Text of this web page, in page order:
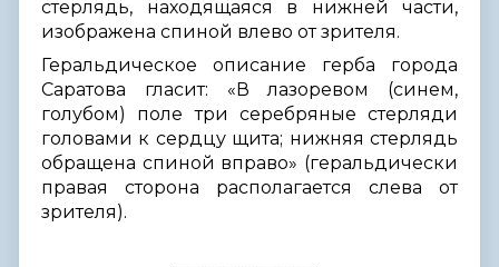
стерлядь, находящаяся в нижней части,
изображена спиной влево от зрителя.
Геральдическое описание герба города
Саратова гласит: «В лазоревом (синем,
голубом) поле три серебряные стерляди
головами к сердцу щита; нижняя стерлядь
обращена спиной вправо» (геральдически
правая сторона располагается слева от
зрителя).